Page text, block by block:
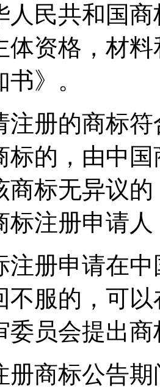
人民共和国
体资格，材
》。
注册的商标
标的，由中
商标无异议
标注册申请
注册申请在
不服的，可
委员会提出
册商标公告